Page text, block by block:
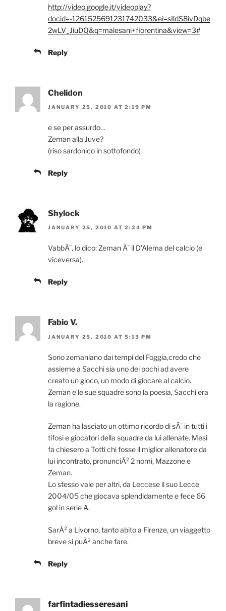
http://video.google.it/videoplay?
docid=-1261525691231742033&ei=sIldS8ivDqbe
2wLV_JiuDQ&q=malesani+fiorentina&view=3#
Reply
Chelidon
JANUARY 25, 2010 AT 2:19 PM
e se per assurdo…
Zeman alla Juve?
(riso sardonico in sottofondo)
Reply
Shylock
JANUARY 25, 2010 AT 2:24 PM
VabbÃ¨, lo dico: Zeman Ã¨ il D’Alema del calcio (e
viceversa).
Reply
Fabio V.
JANUARY 25, 2010 AT 5:13 PM
Sono zemaniano dai tempi del Foggia,credo che
assieme a Sacchi sia uno dei pochi ad avere
creato un gioco, un modo di giocare al calcio.
Zeman e le sue squadre sono la poesia, Sacchi era
la ragione.
Zeman ha lasciato un ottimo ricordo di sÃ¨ in tutti i
tifosi e giocatori della squadre da lui allenate. Mesi
fa chiesero a Totti chi fosse il miglior allenatore da
lui incontrato, pronunciÃ² 2 nomi, Mazzone e
Zeman.
Lo stesso vale per altri, da Leccese il suo Lecce
2004/05 che giocava splendidamente e fece 66
gol in serie A.
SarÃ² a Livorno, tanto abito a Firenze, un viaggetto
breve si puÃ² anche fare.
Reply
farfintadiesseresani